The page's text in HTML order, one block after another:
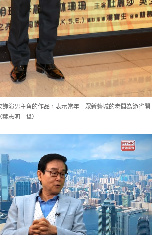
飾演男主角的作品，表示當年一眾新藝城的老闆為節省開
葉志明 攝）